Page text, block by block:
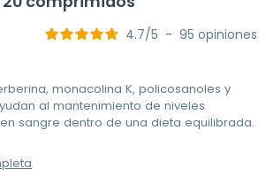
4.7/5 - 95 opiniones
monacolina K, policosanoles y
al mantenimiento de niveles
sangre dentro de una dieta equilibrada.